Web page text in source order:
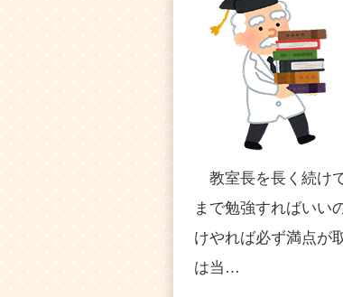
教室長を長く続け
まで勉強すればいい
けやれば必ず満点が
は当…